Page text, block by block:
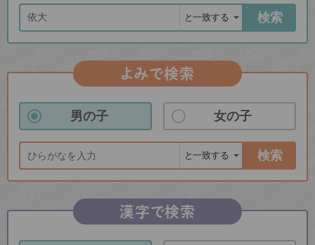
検索
よみで検索
男の子 女の子
検索
漢字で検索